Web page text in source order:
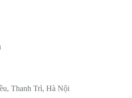
Thanh Trì, Hà Nội